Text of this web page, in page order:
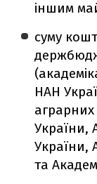
іншим
суму
НАН
України,
України,
та